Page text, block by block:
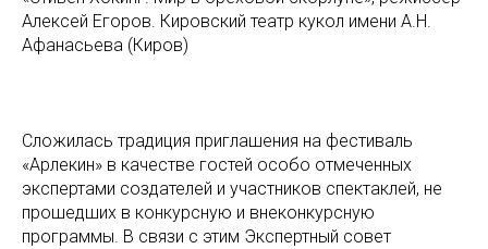
Алексей Егоров. Кировский театр кукол имени А.Н.
Афанасьева (Киров)
Сложилась традиция приглашения на фестиваль
«Арлекин» в качестве гостей особо отмеченных
экспертами создателей и участников спектаклей, не
прошедших в конкурсную и внеконкурсную
программы. В связи с этим Экспертный совет